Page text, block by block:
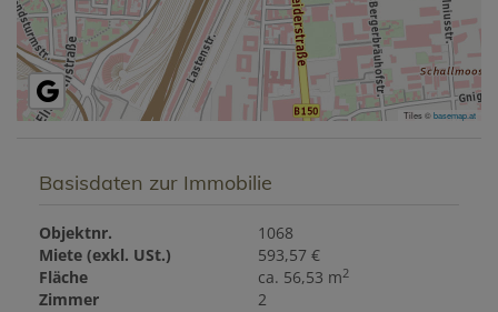
Tiles ©basemap.at
Basisdaten zur Immobilie
Objektnr.
1068
Miete (exkl. USt.)
593,57 €
Fläche
ca. 56,53 m2
Zimmer 2